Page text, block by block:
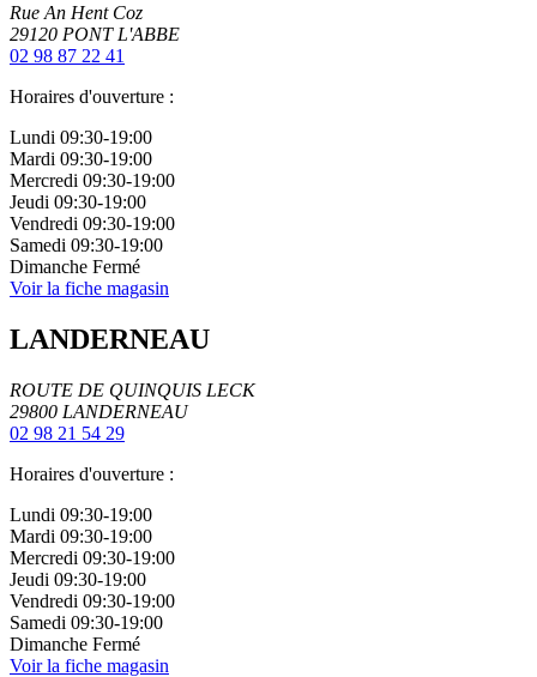
Rue An Hent Coz
29120 PONT L'ABBE
02 98 87 22 41
Horaires d'ouverture :
Lundi 09:30-19:00
Mardi 09:30-19:00
Mercredi 09:30-19:00
Jeudi 09:30-19:00
Vendredi 09:30-19:00
Samedi 09:30-19:00
Dimanche Fermé
Voir la fiche magasin
LANDERNEAU
ROUTE DE QUINQUIS LECK
29800 LANDERNEAU
02 98 21 54 29
Horaires d'ouverture :
Lundi 09:30-19:00
Mardi 09:30-19:00
Mercredi 09:30-19:00
Jeudi 09:30-19:00
Vendredi 09:30-19:00
Samedi 09:30-19:00
Dimanche Fermé
Voir la fiche magasin